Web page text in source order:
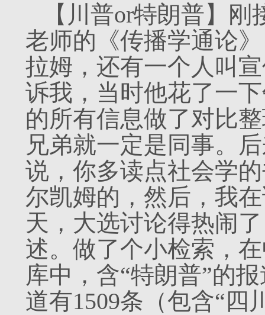
【川普or特朗普】
老师的《传播学通论
拉姆，还有一个人叫
诉我，当时他花了一
的所有信息做了对比
兄弟就一定是同事。
说，你多读点社会学
尔凯姆的，然后，我
天，大选讨论得热闹
述。做了个小检索，
库中，含“特朗普”的
道有1509条（包含“四